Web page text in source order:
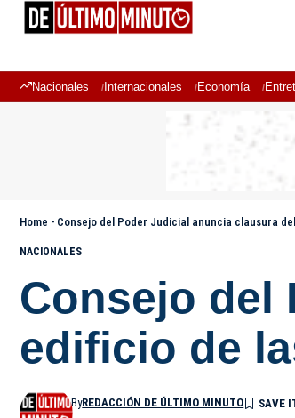
Nacionales Internacionales Economía
Home - Consejo del Poder Judicial anuncia clausura
NACIONALES
Consejo del
edificio de
ByREDACCIÓN DE ÚLTIMO MINUTO